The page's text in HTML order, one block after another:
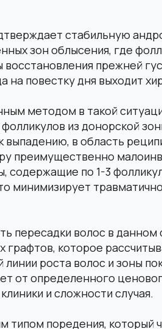
стабильную
зон облысения, где
прежней
на повестку дня выходит
методом в такой
из донорской
выпадению, в область
преимущественно
содержащие по 1-3
минимизирует
пересадки волос в данном
графтов, которое
роста волос и зоны
от определенного
и сложности случая.
поредения, который